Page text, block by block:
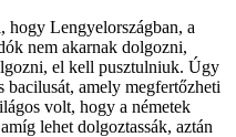
hogy Lengyelországban, a
nem akarnak dolgozni,
el kell pusztulniuk. Úgy
amely megfertőzheti
volt, hogy a németek
lehet dolgoztassák, aztán